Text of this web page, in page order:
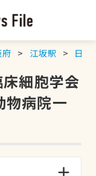
府 江坂駅 日本
細胞学会
物病院一